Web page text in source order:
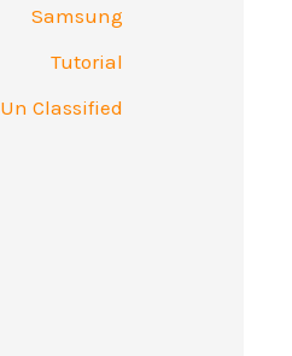
Samsung
Tutorial
Un Classified